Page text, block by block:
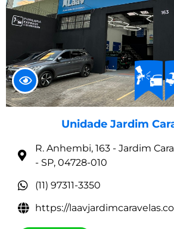
Unidade Jardim
R. Anhembi, 163 - Jardim
- SP, 04728-010
(11) 97311-3350
https://